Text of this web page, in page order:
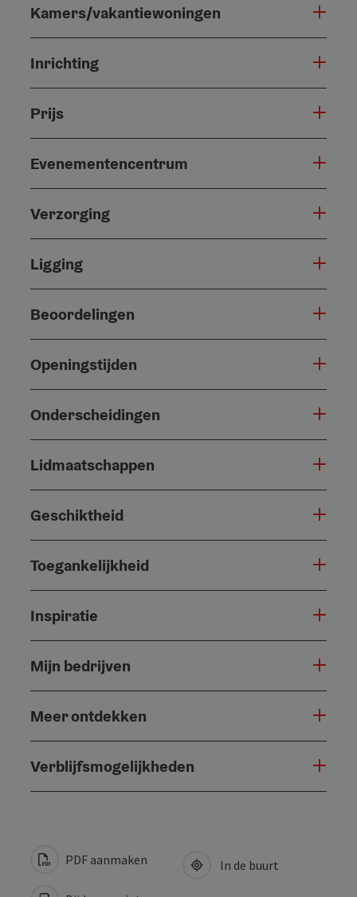
Kamers/vakantiewoningen
Inrichting
Prijs
Evenementencentrum
Verzorging
Ligging
Beoordelingen
Openingstijden
Onderscheidingen
Lidmaatschappen
Geschiktheid
Toegankelijkheid
Inspiratie
Mijn bedrijven
Meer ontdekken
Verblijfsmogelijkheden
PDF aanmaken In de buurt